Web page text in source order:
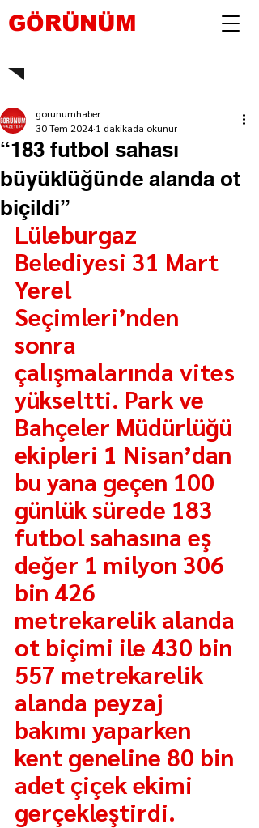
GÖRÜNÜM
“183 futbol sahası
büyüklüğünde alanda ot
biçildi”
gorunumhaber
30 Tem 2024 1 dakikada okunur
Lüleburgaz
Belediyesi 31 Mart
Yerel
Seçimleri’nden
sonra
çalışmalarında vites
yükseltti. Park ve
Bahçeler Müdürlüğü
ekipleri 1 Nisan’dan
bu yana geçen 100
günlük sürede 183
futbol sahasına eş
değer 1 milyon 306
bin 426
metrekarelik alanda
ot biçimi ile 430 bin
557 metrekarelik
alanda peyzaj
bakımı yaparken
kent geneline 80 bin
adet çiçek ekimi
gerçekleştirdi.